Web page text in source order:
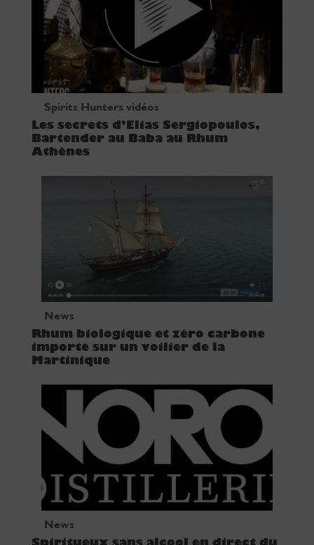
Spirits Hunters vidéos
Les secrets d’Elias Sergiopoulos,
Bartender au Baba au Rhum
Athènes
News
Rhum biologique et zéro carbone
importé sur un voilier de la
Martinique
News